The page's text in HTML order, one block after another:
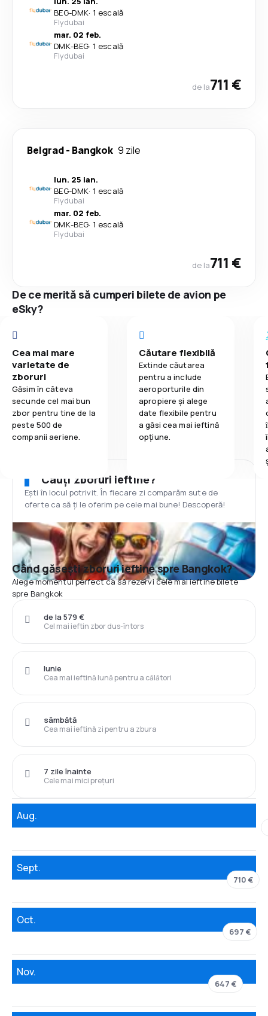
BEG-DMK· 1 escală
Flydubai
mar. 02 feb.
DMK-BEG· 1 escală
Flydubai
de la711 €
Belgrad- Bangkok 9 zile
lun. 25 ian.
BEG-DMK· 1 escală
Flydubai
mar. 02 feb.
DMK-BEG· 1 escală
Flydubai
de la711 €
De ce merită să cumperi bilete de avion pe
eSky?
Cea mai mare
varietate de
zboruri
Găsim în câteva
secunde cel mai bun
zbor pentru tine de la
peste 500 de
companii aeriene.
Căutare flexibilă
Extinde căutarea
pentru a include
aeroporturile din
apropiere și alege
date flexibile pentru
a găsi cea mai ieftină
opțiune.
Cauți zboruri ieftine?
Ești în locul potrivit. În fiecare zi comparăm sute de
oferte ca să ți le oferim pe cele mai bune! Descoperă!
Când găsești zboruri ieftine spre Bangkok?
Alege momentul perfect ca să rezervi cele mai ieftine bilete
spre Bangkok
Cel mai ieftin zbor dus-întors
de la 579 €
Cea mai ieftină lună pentru a călători
Iunie
Cea mai ieftină zi pentru a zbura
sâmbătă
Cele mai mici prețuri
7 zile înainte
Aug.
Sept.
710 €
Oct.
697 €
Nov.
647 €